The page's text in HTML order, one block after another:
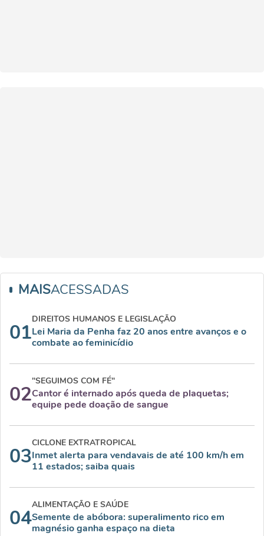
MAISACESSADAS
01
DIREITOS HUMANOS E LEGISLAÇÃO
Lei Maria da Penha faz 20 anos entre avanços e o
combate ao feminicídio
02
"SEGUIMOS COM FÉ"
Cantor é internado após queda de plaquetas;
equipe pede doação de sangue
03
CICLONE EXTRATROPICAL
Inmet alerta para vendavais de até 100 km/h em
11 estados; saiba quais
04
ALIMENTAÇÃO E SAÚDE
Semente de abóbora: superalimento rico em
magnésio ganha espaço na dieta